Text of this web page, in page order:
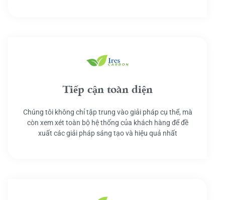
Tiếp cận toàn diện
Chúng tôi không chỉ tập trung vào giải pháp cụ thể, mà
còn xem xét toàn bộ hệ thống của khách hàng để đề
xuất các giải pháp sáng tạo và hiệu quả nhất